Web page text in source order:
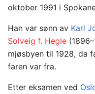
oktober 1991 i
Han var sønn av Karl
Solveig f. Hegle
mjøsbyen til 1928, da
faren var fra.
Etter eksamen ved